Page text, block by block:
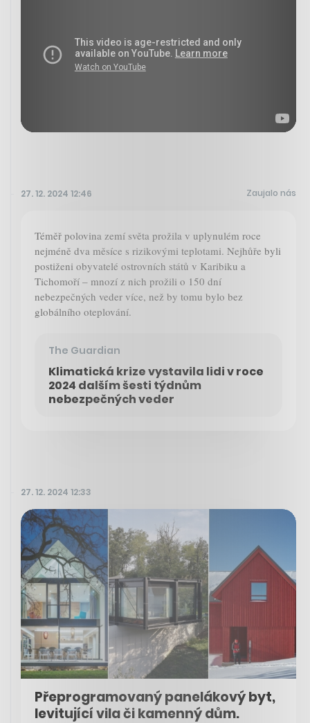
27. 12. 2024 12:46 Zaujalo nás
Téměř polovina zemí světa prožila v uplynulém roce
nejméně dva měsíce s rizikovými teplotami. Nejhůře byli
postiženi obyvatelé ostrovních států v Karibiku a
Tichomoří – mnozí z nich prožili o 150 dní
nebezpečných veder více, než by tomu bylo bez
globálního oteplování.
The Guardian
Klimatická krize vystavila lidi v roce
2024 dalším šesti týdnům
nebezpečných veder
27. 12. 2024 12:33
Přeprogramovaný panelákový byt,
levitující vila či kamenný dům.